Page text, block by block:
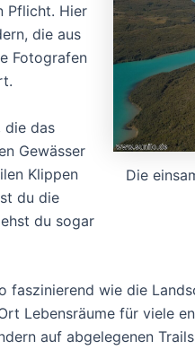
Die
Pflicht. Hier
die aus
Fotografen
die das
Gewässer
Klippen
du die
du sogar
faszinierend wie die
Lebensräume für viele
auf abgelegenen